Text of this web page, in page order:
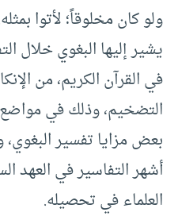
ولو كان مخلوقاً؛ لأتوا
يشير إليها البغوي خلال
في القرآن الكريم، من
التضخيم، وذلك في
بعض مزايا تفسير البغوي،
أشهر التفاسير في العهد
العلماء في تحصيله.